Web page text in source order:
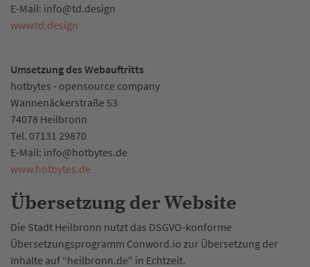
E-Mail: info@td.design
www.td.design
Umsetzung des Webauftritts
hotbytes - opensource company
Wannenäckerstraße 53
74078 Heilbronn
Tel. 07131 29870
E-Mail: info@hotbytes.de
www.hotbytes.de
Übersetzung der Website
Die Stadt Heilbronn nutzt das DSGVO-konforme
Übersetzungsprogramm Conword.io zur Übersetzung der
Inhalte auf “heilbronn.de" in Echtzeit.